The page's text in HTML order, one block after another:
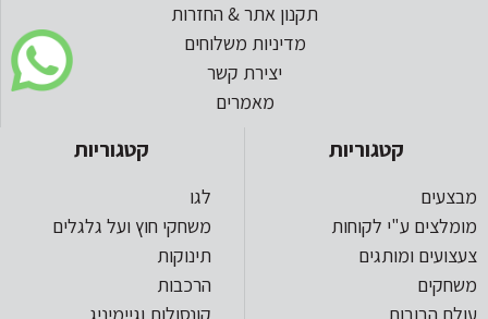
תקנון אתר & החזרות
מדיניות משלוחים
יצירת קשר
מאמרים
קטגוריות
מבצעים
מומלצים ע"י לקוחות
צעצועים ומותגים
משחקים
קטגוריות
לגו
משחקי חוץ ועל גלגלים
תינוקות
הרכבות